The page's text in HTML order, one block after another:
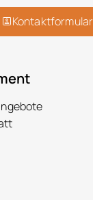
Kontaktformular